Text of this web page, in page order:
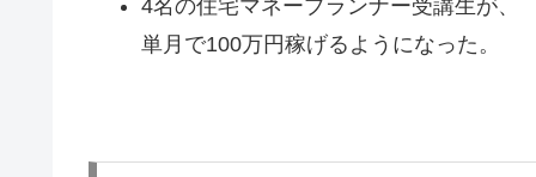
4名の住宅マネープランナー受講生が、
単月で100万円稼げるようになった。